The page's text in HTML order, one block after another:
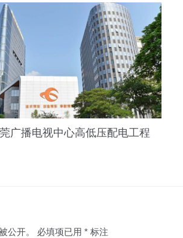
广播电视中心高低压配电工程
公开。 必填项已用 * 标注